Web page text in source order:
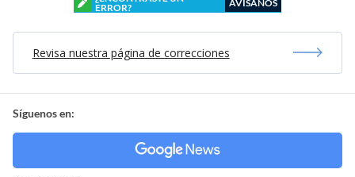
ERROR?
AVÍSANOS
Revisa nuestra página de correcciones
Síguenos en: